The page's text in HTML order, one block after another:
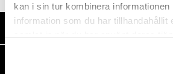
kan i sin tur kombinera informationen
information som du har tillhandahållit